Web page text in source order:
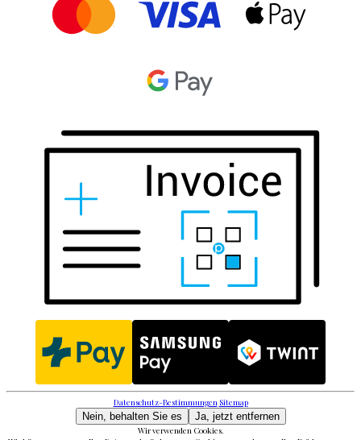
Datenschutz-Bestimmungen Sitemap
Nein, behalten Sie es Ja, jetzt entfernen
Wir verwenden Cookies.